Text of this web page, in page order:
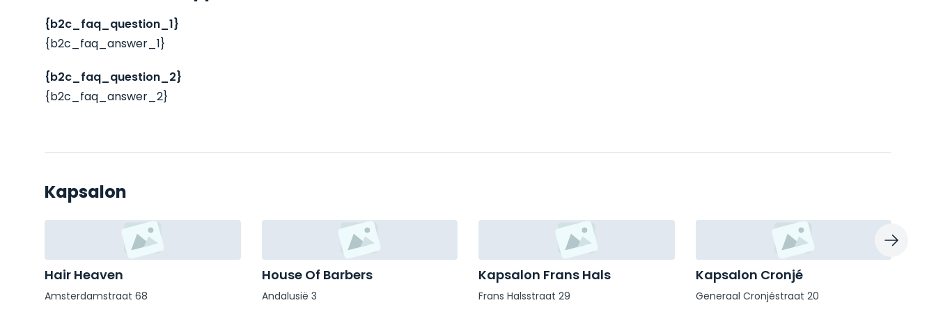
{b2c_faq_question_1}
{b2c_faq_answer_1}
{b2c_faq_question_2}
{b2c_faq_answer_2}
Kapsalon
Hair Heaven
Amsterdamstraat 68
House Of Barbers
Andalusië 3
Kapsalon Frans Hals
Frans Halsstraat 29
Kapsalon Cronjé
Generaal Cronjéstraat 20